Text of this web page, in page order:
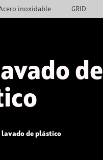
inoxidable GRID
de
lavado de plástico